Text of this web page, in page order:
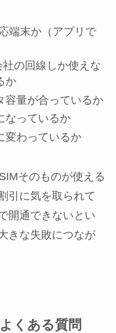
端末か（アプリで
の回線しか使えな
か
容量が合っているか
なっているか
変わっているか
そのものが使える
引に気を取られて
開通できないとい
きな失敗につなが
くある質問